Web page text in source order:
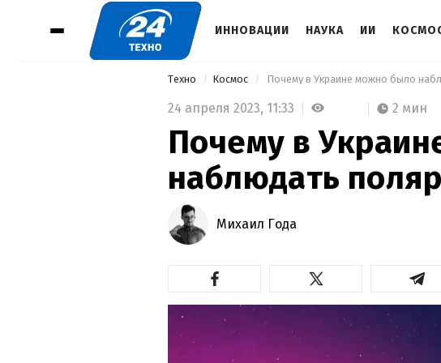
ИННОВАЦИИ НАУКА ИИ
Техно Космос Почему в Украине можно было
24 апреля 2023, 11:33 2 мин
Почему в
наблюдать
Михаил Года